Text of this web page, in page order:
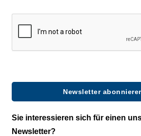
Newsletter
Sie interessieren sich für einen
Newsletter?